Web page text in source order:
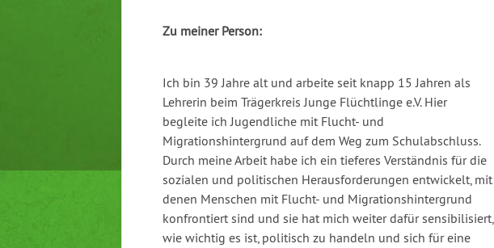
Zu meiner Person:
Ich bin 39 Jahre alt und arbeite seit knapp 15 Jahren als
Lehrerin beim Trägerkreis Junge Flüchtlinge e.V. Hier
begleite ich Jugendliche mit Flucht- und
Migrationshintergrund auf dem Weg zum Schulabschluss.
Durch meine Arbeit habe ich ein tieferes Verständnis für die
sozialen und politischen Herausforderungen entwickelt, mit
denen Menschen mit Flucht- und Migrationshintergrund
konfrontiert sind und sie hat mich weiter dafür sensibilisiert,
wie wichtig es ist, politisch zu handeln und sich für eine